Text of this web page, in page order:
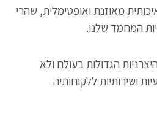
מאוזנת ואופטימלית, שהרי
המחמד שלנו.
הגדולות בעולם ולא
ושירותיות ללקוחותיה